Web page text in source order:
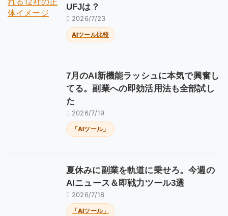
UFJは？
2026/7/23
AIツール比較
7月のAI新機能ラッシュに本気で興奮し
てる。副業への即効活用法も全部試し
た
2026/7/19
「AIツール」
夏休みに副業を軌道に乗せろ。今週の
AIニュース＆即戦力ツール3選
2026/7/18
「AIツール」